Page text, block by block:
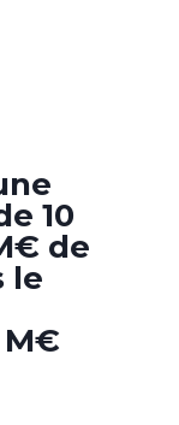
10
de
le